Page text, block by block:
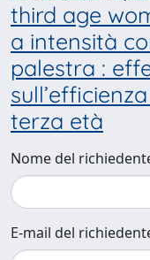
third age
a intensità
palestra :
terza età
Nome del
E-mail del